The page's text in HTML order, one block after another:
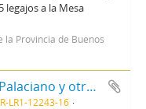
legajos a la Mesa
Provincia de Buenos
16 - Domingo César Palaciano y otros infracción dto 78/63
LR1-12243-16